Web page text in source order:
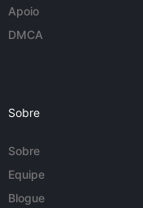
Apoio
DMCA
Sobre
Sobre
Equipe
Blogue